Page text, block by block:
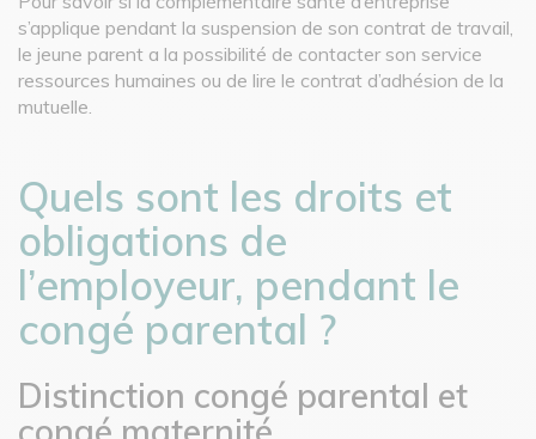
s’applique pendant la suspension de son contrat de travail,
le jeune parent a la possibilité de contacter son service
ressources humaines ou de lire le contrat d’adhésion de la
mutuelle.
Quels sont les droits et
obligations de
l’employeur, pendant le
congé parental ?
Distinction congé parental et